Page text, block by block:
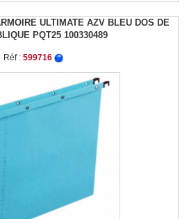
ULTIMATE AZV BLEU DOS DE
PQT25 100330489
Réf : 599716